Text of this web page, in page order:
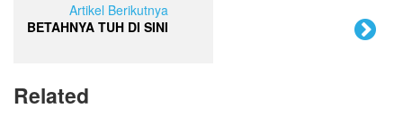
Artikel Berikutnya
BETAHNYA TUH DI SINI
Related